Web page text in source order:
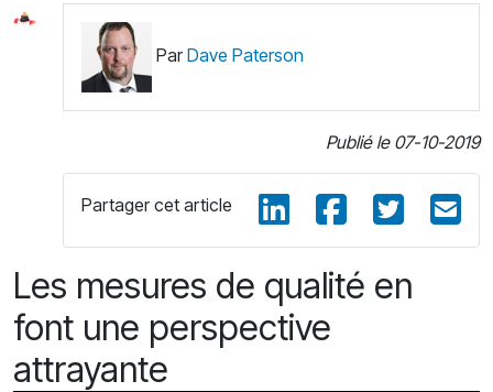
ParDave Paterson
Publié le 07-10-2019
Partager cet article
Les mesures de qualité en
font une perspective
attrayante